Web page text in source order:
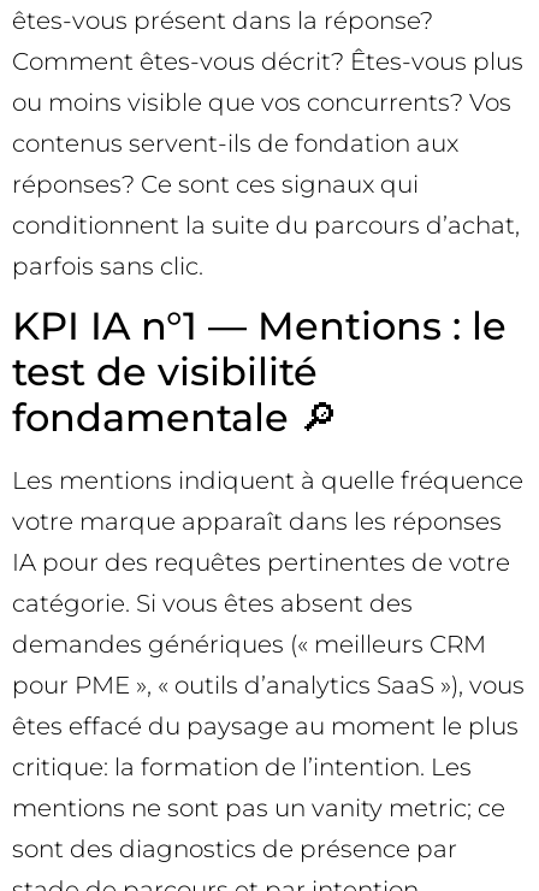
êtes-vous présent dans la réponse?
Comment êtes-vous décrit? Êtes-vous plus
ou moins visible que vos concurrents? Vos
contenus servent-ils de fondation aux
réponses? Ce sont ces signaux qui
conditionnent la suite du parcours d’achat,
parfois sans clic.
KPI IA n°1 — Mentions : le
test de visibilité
fondamentale 🔎
Les mentions indiquent à quelle fréquence
votre marque apparaît dans les réponses
IA pour des requêtes pertinentes de votre
catégorie. Si vous êtes absent des
demandes génériques (« meilleurs CRM
pour PME », « outils d’analytics SaaS »), vous
êtes effacé du paysage au moment le plus
critique: la formation de l’intention. Les
mentions ne sont pas un vanity metric; ce
sont des diagnostics de présence par